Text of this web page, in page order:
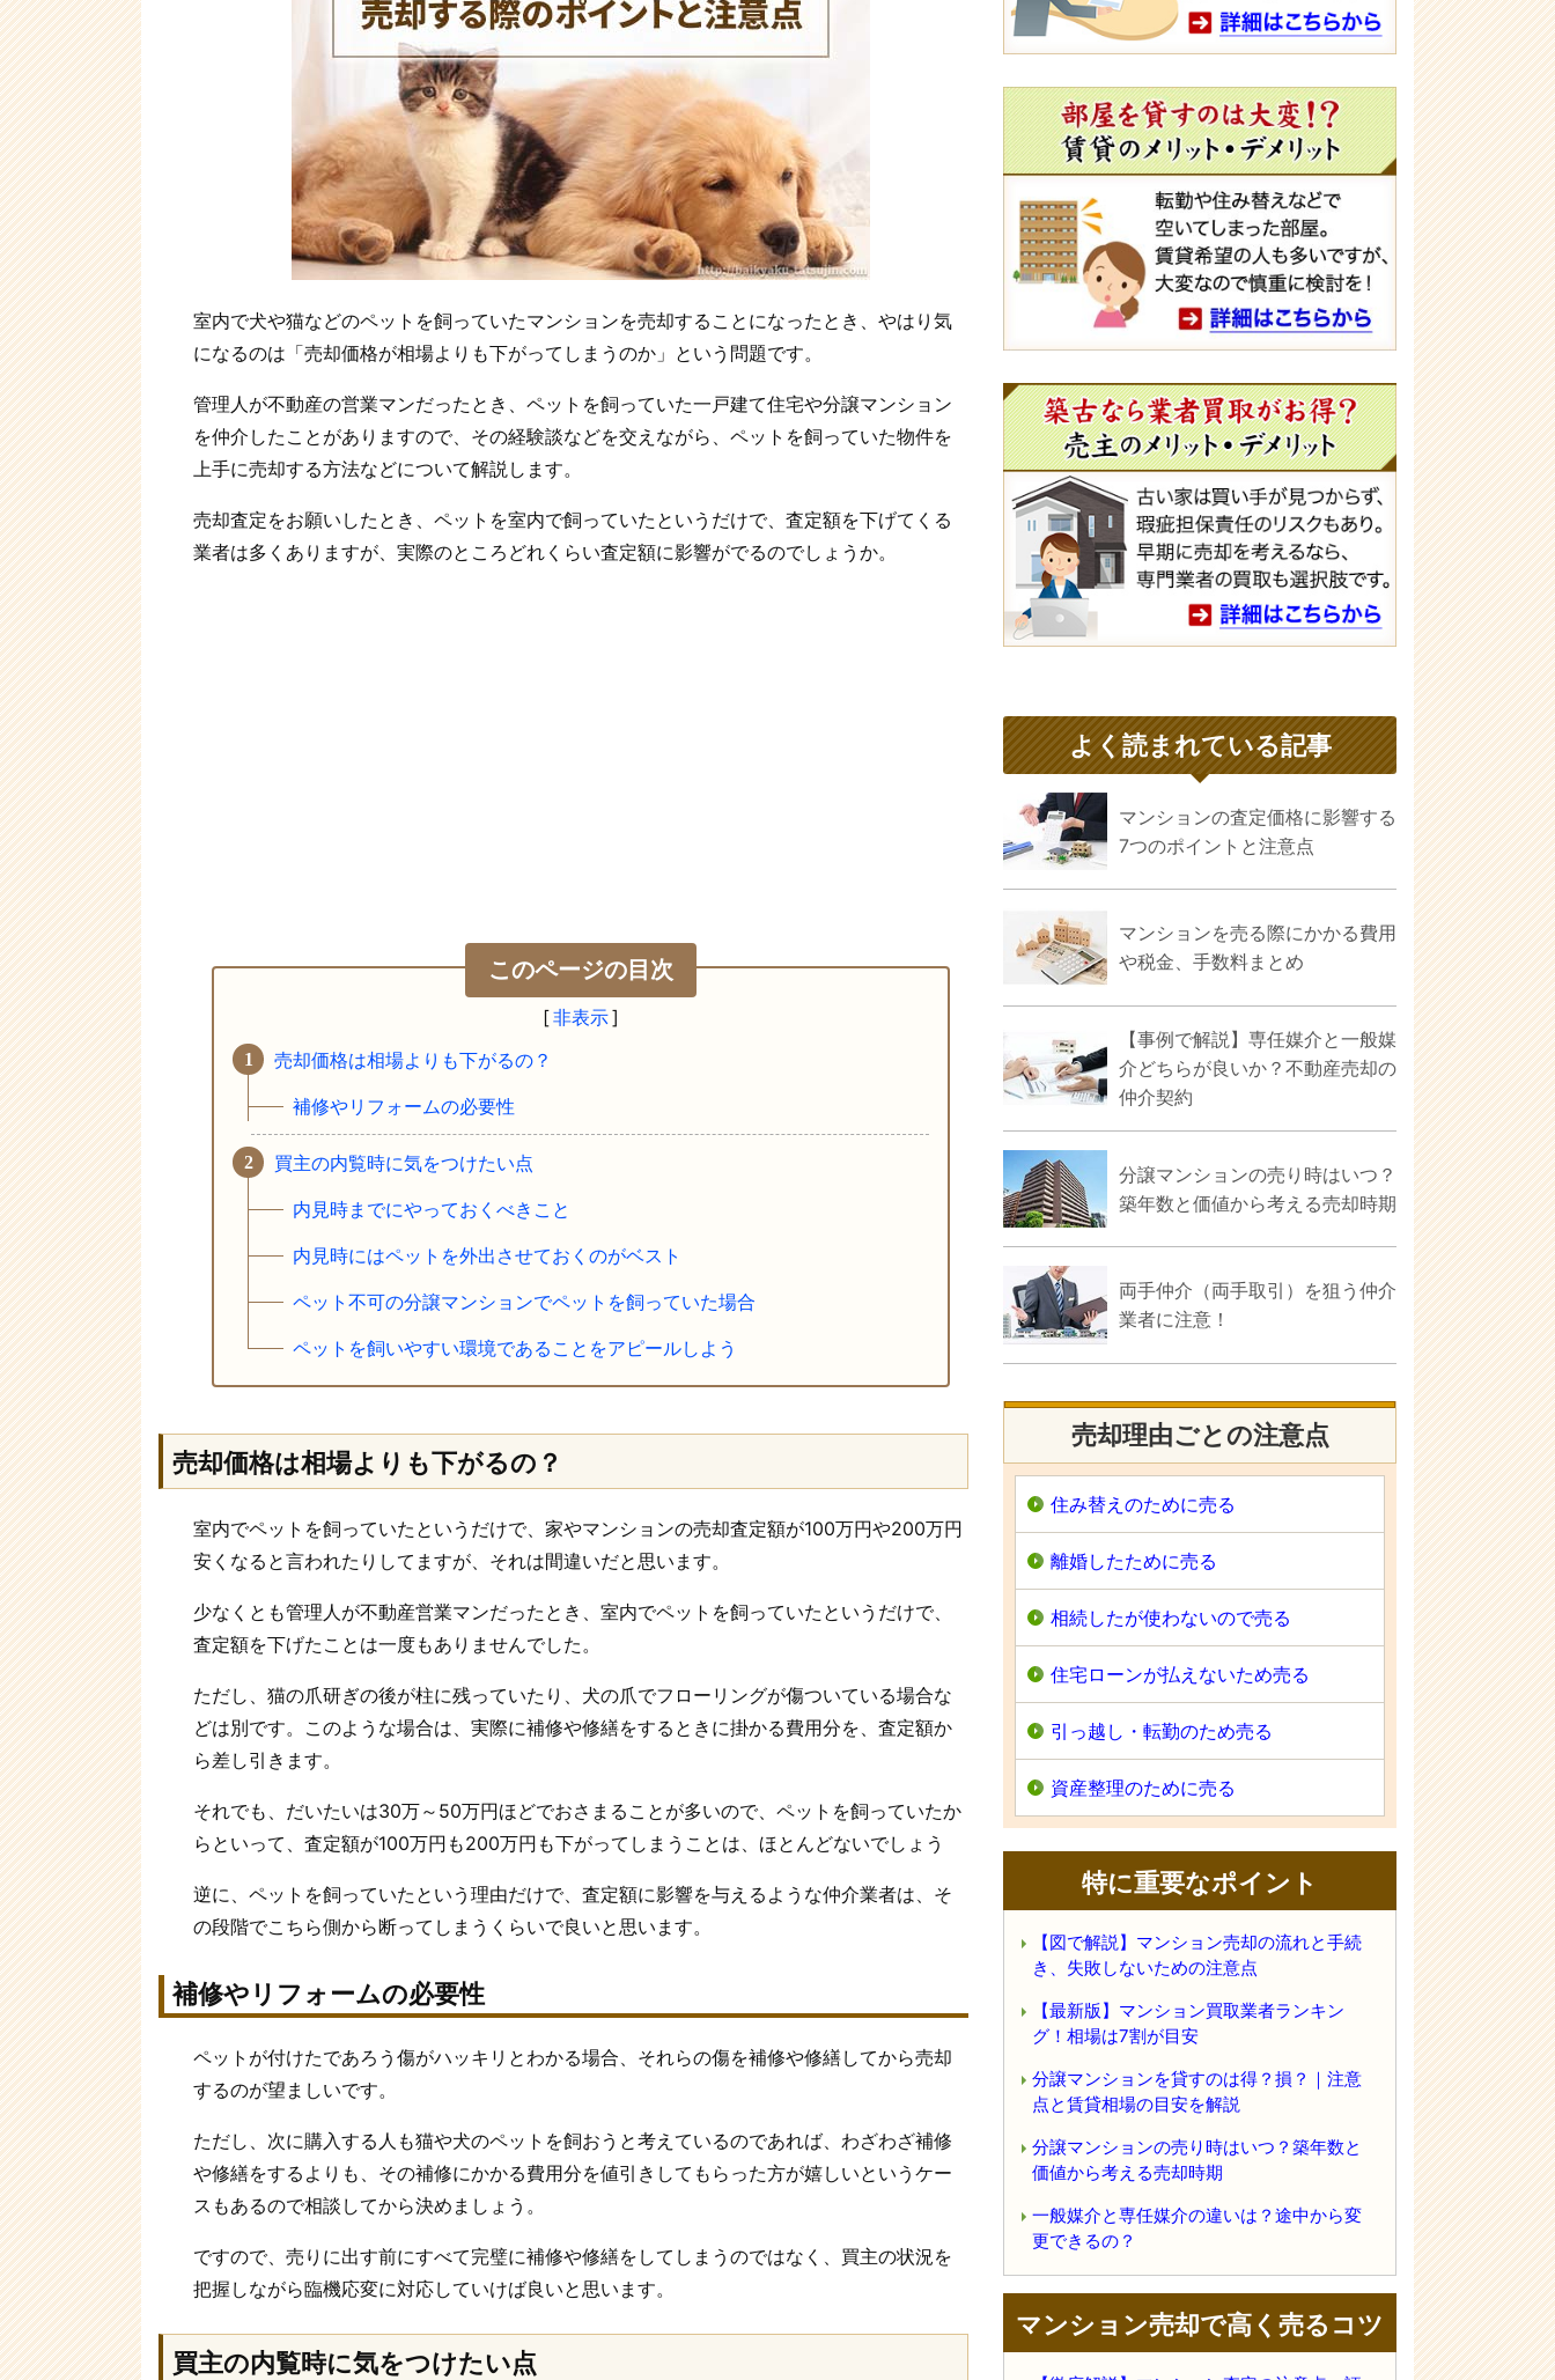
室内で犬や猫などのペットを飼っていたマンションを売却することになったとき、やはり気
になるのは「売却価格が相場よりも下がってしまうのか」という問題です。
管理人が不動産の営業マンだったとき、ペットを飼っていた一戸建て住宅や分譲マンション
を仲介したことがありますので、その経験談などを交えながら、ペットを飼っていた物件を
上手に売却する方法などについて解説します。
売却査定をお願いしたとき、ペットを室内で飼っていたというだけで、査定額を下げてくる
業者は多くありますが、実際のところどれくらい査定額に影響がでるのでしょうか。
このページの目次
売却価格は相場よりも下がるの？
補修やリフォームの必要性
買主の内覧時に気をつけたい点
内見時までにやっておくべきこと
内見時にはペットを外出させておくのがベスト
ペット不可の分譲マンションでペットを飼っていた場合
ペットを飼いやすい環境であることをアピールしよう
売却価格は相場よりも下がるの？
室内でペットを飼っていたというだけで、家やマンションの売却査定額が100万円や200万円
安くなると言われたりしてますが、それは間違いだと思います。
少なくとも管理人が不動産営業マンだったとき、室内でペットを飼っていたというだけで、
査定額を下げたことは一度もありませんでした。
ただし、猫の爪研ぎの後が柱に残っていたり、犬の爪でフローリングが傷ついている場合な
どは別です。このような場合は、実際に補修や修繕をするときに掛かる費用分を、査定額か
ら差し引きます。
それでも、だいたいは30万～50万円ほどでおさまることが多いので、ペットを飼っていたか
らといって、査定額が100万円も200万円も下がってしまうことは、ほとんどないでしょう
逆に、ペットを飼っていたという理由だけで、査定額に影響を与えるような仲介業者は、そ
の段階でこちら側から断ってしまうくらいで良いと思います。
補修やリフォームの必要性
ペットが付けたであろう傷がハッキリとわかる場合、それらの傷を補修や修繕してから売却
するのが望ましいです。
ただし、次に購入する人も猫や犬のペットを飼おうと考えているのであれば、わざわざ補修
や修繕をするよりも、その補修にかかる費用分を値引きしてもらった方が嬉しいというケー
スもあるので相談してから決めましょう。
ですので、売りに出す前にすべて完璧に補修や修繕をしてしまうのではなく、買主の状況を
把握しながら臨機応変に対応していけば良いと思います。
買主の内覧時に気をつけたい点
よく読まれている記事
マンションの査定価格に影響する
7つのポイントと注意点
マンションを売る際にかかる費用
や税金、手数料まとめ
【事例で解説】専任媒介と一般媒
介どちらが良いか？不動産売却の
仲介契約
分譲マンションの売り時はいつ？
築年数と価値から考える売却時期
両手仲介（両手取引）を狙う仲介
業者に注意！
売却理由ごとの注意点
住み替えのために売る
離婚したために売る
相続したが使わないので売る
住宅ローンが払えないため売る
引っ越し・転勤のため売る
資産整理のために売る
特に重要なポイント
【図で解説】マンション売却の流れと手続
き、失敗しないための注意点
【最新版】マンション買取業者ランキン
グ！相場は7割が目安
分譲マンションを貸すのは得？損？｜注意
点と賃貸相場の目安を解説
分譲マンションの売り時はいつ？築年数と
価値から考える売却時期
一般媒介と専任媒介の違いは？途中から変
更できるの？
マンション売却で高く売るコツ